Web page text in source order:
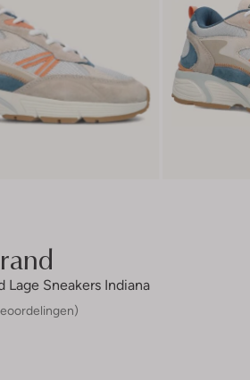
Lage Sneakers Indiana